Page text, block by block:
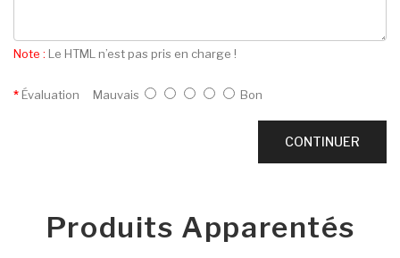
Note : Le HTML n’est pas pris en charge !
Évaluation Mauvais Bon
CONTINUER
Produits Apparentés